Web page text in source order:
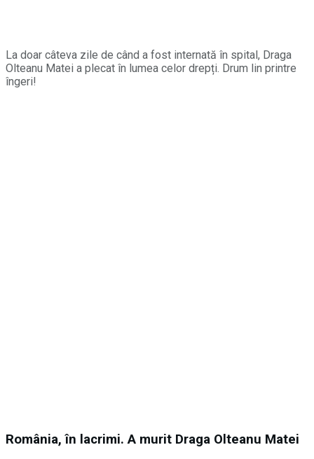
La doar câteva zile de când a fost internată în spital, Draga
Olteanu Matei a plecat în lumea celor drepți. Drum lin printre
îngeri!
România, în lacrimi. A murit Draga Olteanu Matei